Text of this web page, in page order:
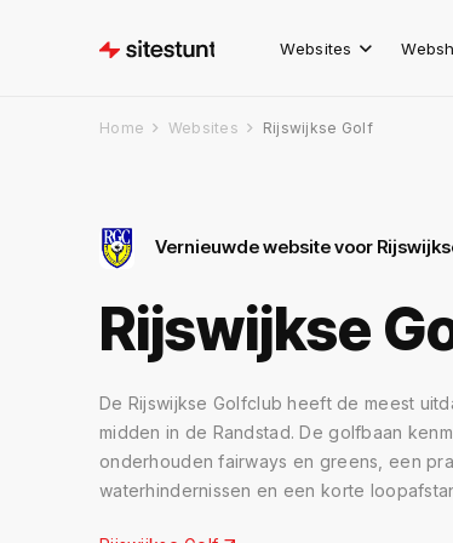
Websites
Home Websites Rijswijkse Golf
Vernieuwde website voor
Rijswijkse
De Rijswijkse Golfclub heeft de meest
midden in de Randstad. De golfbaan
onderhouden fairways en greens, een
waterhindernissen en een korte